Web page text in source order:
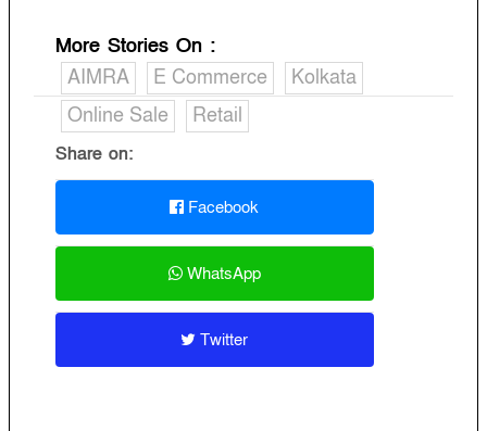
More Stories On :
AIMRA
E Commerce
Kolkata
Online Sale
Retail
Share on:
Facebook
WhatsApp
Twitter